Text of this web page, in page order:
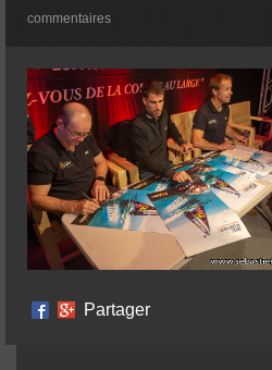
commentaires
Partager